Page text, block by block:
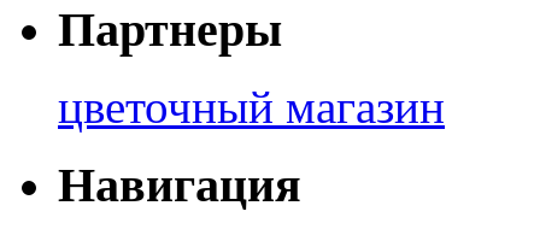
Партнеры
цветочный магазин
Навигация